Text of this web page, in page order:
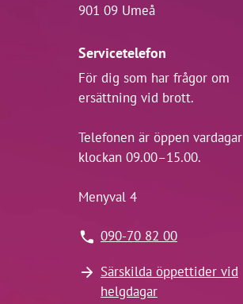
901 09 Umeå
Servicetelefon
För dig som har frågor om
ersättning vid brott.
Telefonen är öppen vardagar
klockan 09.00–15.00.
Menyval 4
090-70 82 00
Särskilda öppettider vid
helgdagar